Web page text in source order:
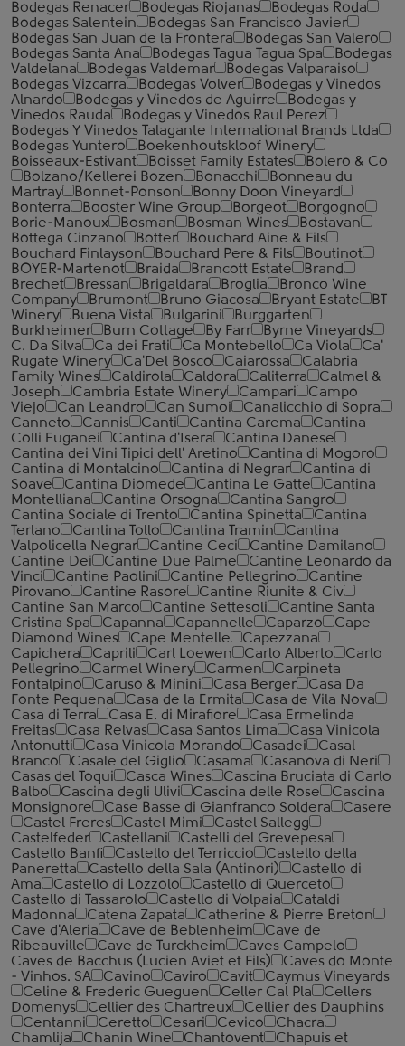
Bodegas Renacer
Bodegas Riojanas
Bodegas Roda
Bodegas Salentein
Bodegas San Francisco Javier
Bodegas San Juan de la Frontera
Bodegas San Valero
Bodegas Santa Ana
Bodegas Tagua Tagua Spa
Bodegas
Valdelana
Bodegas Valdemar
Bodegas Valparaiso
Bodegas Vizcarra
Bodegas Volver
Bodegas y Vinedos
Alnardo
Bodegas y Vinedos de Aguirre
Bodegas y
Vinedos Rauda
Bodegas y Vinedos Raul Perez
Bodegas Y Vinedos Talagante International Brands Ltda
Bodegas Yuntero
Boekenhoutskloof Winery
Boisseaux-Estivant
Boisset Family Estates
Bolero & Co
Bolzano/Kellerei Bozen
Bonacchi
Bonneau du
Martray
Bonnet-Ponson
Bonny Doon Vineyard
Bonterra
Booster Wine Group Borgeot
Borgogno
Borie-Manoux
Bosman Bosman Wines
Bostavan
Bottega Cinzano
Botter
Bouchard Aine & Fils
Bouchard Finlayson
Bouchard Pere & Fils
Boutinot
BOYER-Martenot
Braida Brancott Estate
Brand
Brechet
Bressan Brigaldara Broglia
Bronco Wine
Company
Brumont Bruno Giacosa Bryant Estate
BT
Winery
Buena Vista Bulgarini
Burggarten
Burkheimer
Burn Cottage By Farr
Byrne Vineyards
C. Da Silva
Ca dei Frati Ca Montebello Ca Viola
Ca'
Rugate Winery
Ca'Del Bosco Caiarossa
Calabria
Family Wines
Caldirola Caldora Caliterra
Calmel &
Joseph
Cambria Estate Winery Campari
Campo
Viejo
Can Leandro Can Sumoi
Canalicchio di Sopra
Canneto
Cannis Canti Cantina Carema
Cantina
Colli Euganei
Cantina d'Isera
Cantina Danese
Cantina dei Vini Tipici dell' Aretino
Cantina di Mogoro
Cantina di Montalcino
Cantina di Negrar
Cantina di
Soave
Cantina Diomede Cantina Le Gatte
Cantina
Montelliana
Cantina Orsogna
Cantina Sangro
Cantina Sociale di Trento
Cantina Spinetta
Cantina
Terlano
Cantina Tollo Cantina Tramin
Cantina
Valpolicella Negrar
Cantine Ceci
Cantine Damilano
Cantine Dei
Cantine Due Palme
Cantine Leonardo da
Vinci
Cantine Paolini Cantine Pellegrino
Cantine
Pirovano
Cantine Rasore
Cantine Riunite & Civ
Cantine San Marco
Cantine Settesoli
Cantinе Santa
Cristina Spa
Capanna Capannelle Caparzo
Cape
Diamond Wines
Cape Mentelle
Capezzana
Capichera
Caprili Carl Loewen Carlo Alberto
Carlo
Pellegrino
Carmel Winery Carmen
Carpineta
Fontalpino
Caruso & Minini Casa Berger
Casa Da
Fonte Pequena
Casa de la Ermita
Casa de Vila Nova
Casa di Terra
Casa E. di Mirafiore
Casa Ermelinda
Freitas
Casa Relvas Casa Santos Lima
Casa Vinicola
Antonutti
Casa Vinicola Morando Casadei
Casal
Branco
Casale del Giglio Casama
Casanova di Neri
Casas del Toqui
Casca Wines
Cascina Bruciata di Carlo
Balbo
Cascina degli Ulivi Cascina delle Rose
Cascina
Monsignore
Case Basse di Gianfranco Soldera
Casere
Castel Freres
Castel Mimi
Castel Sallegg
Castelfeder
Castellani
Castelli del Grevepesa
Castello Banfi
Castello del Terriccio
Castello della
Paneretta
Castello della Sala (Antinori)
Castello di
Ama
Castello di Lozzolo
Castello di Querceto
Castello di Tassarolo
Castello di Volpaia
Cataldi
Madonna
Catena Zapata
Catherine & Pierre Breton
Cave d'Aleria
Cave de Beblenheim
Cave de
Ribeauville
Cave de Turckheim
Caves Campelo
Caves de Bacchus (Lucien Aviet et Fils)
Caves do Monte
- Vinhos. SA
Cavino Caviro Cavit
Caymus Vineyards
Celine & Frederic Gueguen
Celler Cal Pla
Cellers
Domenys
Cellier des Chartreux
Cellier des Dauphins
Centanni
Ceretto Cesari Cevico
Chacra
Chamlija
Chanin Wine Chantovent Chapuis et